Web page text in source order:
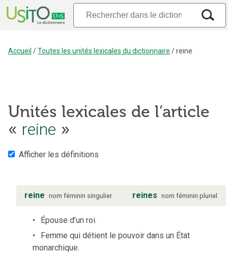
Accueil /Toutes les unités lexicales du dictionnaire /reine
Unités lexicales de l’article
« reine »
Afficher les définitions
reine nom féminin singulier reines nom féminin pluriel
Épouse d’un roi.
Femme qui détient le pouvoir dans un État
monarchique.